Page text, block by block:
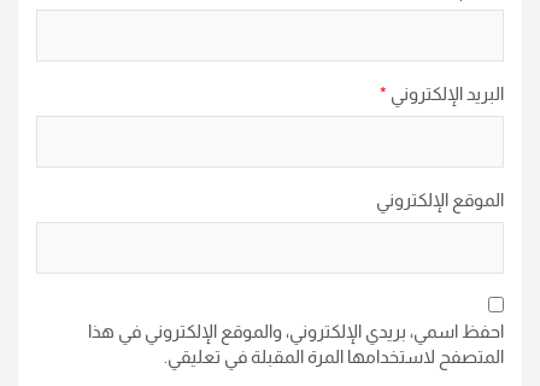
البريد الإلكتروني *
الموقع الإلكتروني
احفظ اسمي، بريدي الإلكتروني، والموقع الإلكتروني في هذا
المتصفح لاستخدامها المرة المقبلة في تعليقي.